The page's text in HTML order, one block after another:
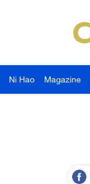
Ni Hao Magazine